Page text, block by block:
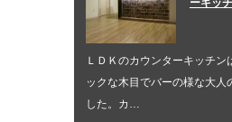
初めに入る
るく広々と
ーキッ
ＬＤＫのカウンターキッチン
ックな木目でバーの様な大人
した。カ…